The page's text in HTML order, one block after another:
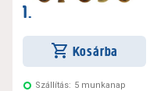
1.599 Ft
Kosárba
Szállítás: 5 munkanap